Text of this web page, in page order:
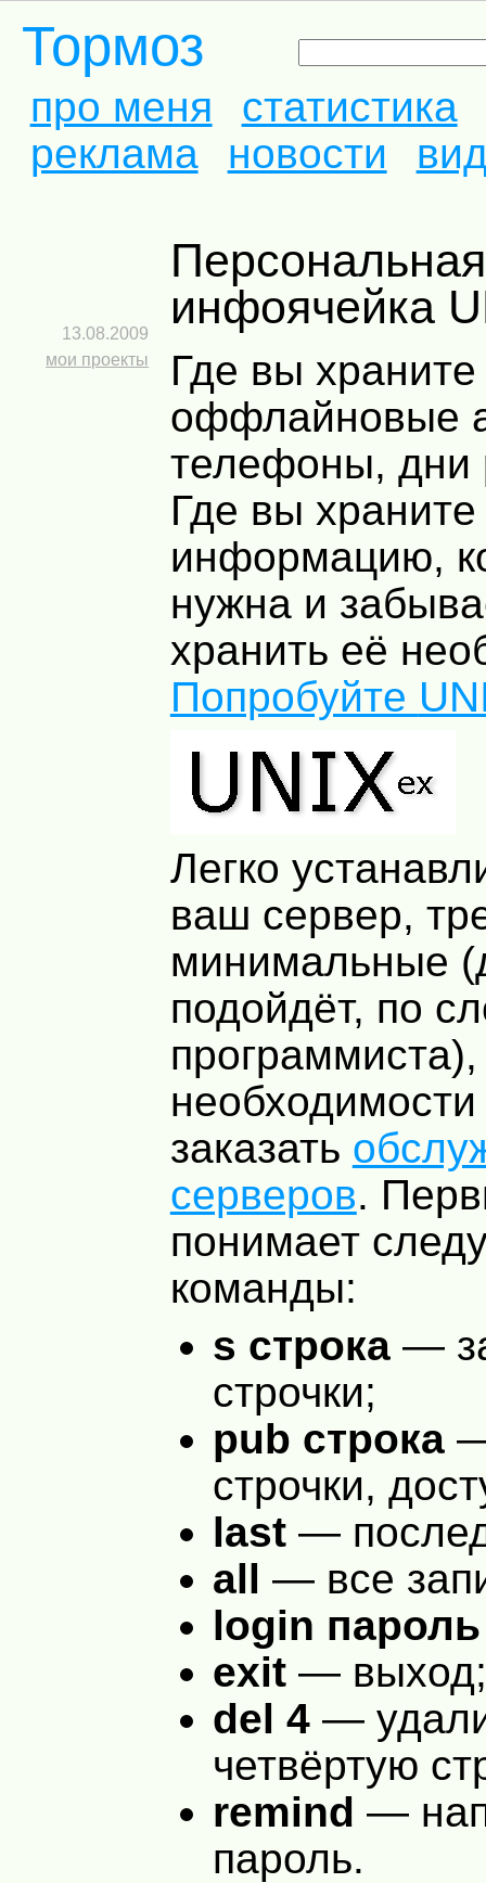
Тормоз
про меня
статистика
реклама
новости
Персональная
инфоячейка
13.08.2009
мои проекты
Где вы храните
оффлайновые
телефоны, дни
Где вы
информацию,
нужна и
хранить её
Попробуйте
Легко
ваш сервер,
минимальные
подойдёт, по
заказать
серверов.
понимает
команды:
s строка —
строчки;
pub строка
строчки,
last —
all — все
login пароль
exit — выход;
del 4 —
четвёртую
remind —
пароль.